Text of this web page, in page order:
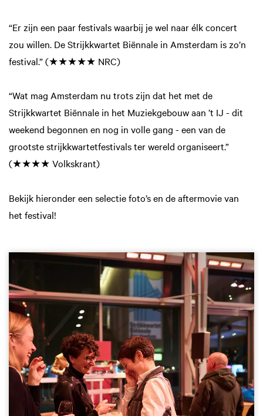
“Er zijn een paar festivals waarbij je wel naar élk concert
zou willen. De Strijkkwartet Biënnale in Amsterdam is zo’n
festival.” (★★★★★ NRC)
“Wat mag Amsterdam nu trots zijn dat het met de
Strijkkwartet Biënnale in het Muziekgebouw aan ’t IJ - dit
weekend begonnen en nog in volle gang - een van de
grootste strijkkwartetfestivals ter wereld organiseert.”
(★★★★ Volkskrant)
Bekijk hieronder een selectie foto’s en de aftermovie van
het festival!